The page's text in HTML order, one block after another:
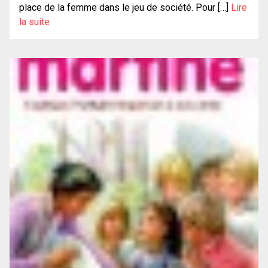
place de la femme dans le jeu de société. Pour […]
Lire
la suite